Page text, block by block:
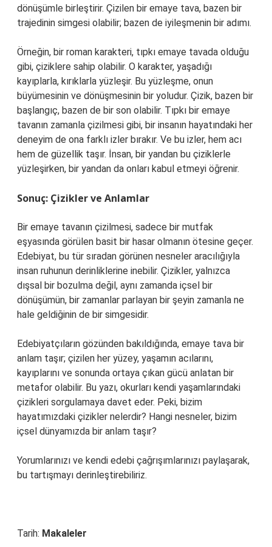
dönüşümle birleştirir. Çizilen bir emaye tava, bazen bir
trajedinin simgesi olabilir; bazen de iyileşmenin bir adımı.
Örneğin, bir roman karakteri, tıpkı emaye tavada olduğu
gibi, çiziklere sahip olabilir. O karakter, yaşadığı
kayıplarla, kırıklarla yüzleşir. Bu yüzleşme, onun
büyümesinin ve dönüşmesinin bir yoludur. Çizik, bazen bir
başlangıç, bazen de bir son olabilir. Tıpkı bir emaye
tavanın zamanla çizilmesi gibi, bir insanın hayatındaki her
deneyim de ona farklı izler bırakır. Ve bu izler, hem acı
hem de güzellik taşır. İnsan, bir yandan bu çiziklerle
yüzleşirken, bir yandan da onları kabul etmeyi öğrenir.
Sonuç: Çizikler ve Anlamlar
Bir emaye tavanın çizilmesi, sadece bir mutfak
eşyasında görülen basit bir hasar olmanın ötesine geçer.
Edebiyat, bu tür sıradan görünen nesneler aracılığıyla
insan ruhunun derinliklerine inebilir. Çizikler, yalnızca
dışsal bir bozulma değil, aynı zamanda içsel bir
dönüşümün, bir zamanlar parlayan bir şeyin zamanla ne
hale geldiğinin de bir simgesidir.
Edebiyatçıların gözünden bakıldığında, emaye tava bir
anlam taşır; çizilen her yüzey, yaşamın acılarını,
kayıplarını ve sonunda ortaya çıkan gücü anlatan bir
metafor olabilir. Bu yazı, okurları kendi yaşamlarındaki
çizikleri sorgulamaya davet eder. Peki, bizim
hayatımızdaki çizikler nelerdir? Hangi nesneler, bizim
içsel dünyamızda bir anlam taşır?
Yorumlarınızı ve kendi edebi çağrışımlarınızı paylaşarak,
bu tartışmayı derinleştirebiliriz.
Tarih: Makaleler